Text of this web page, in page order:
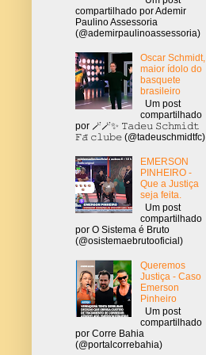
compartilhado por Ademir
Paulino Assessoria
(@ademirpaulinoassessoria)
Oscar Schmidt,
maior ídolo do
basquete
brasileiro
Um post
compartilhado
por 🪄🪄✨ 𝚃𝚊𝚍𝚎𝚞 𝚂𝚌𝚑𝚖𝚒𝚍𝚝
𝙵𝚊̃ 𝚌𝚕𝚞𝚋𝚎 (@tadeuschmidtfc)
EMERSON
PINHEIRO -
Que a Justiça
seja feita.
Um post
compartilhado
por O Sistema é Bruto
(@osistemaebrutooficial)
Queremos
Justiça - Caso
Emerson
Pinheiro
Um post
compartilhado
por Corre Bahia
(@portalcorrebahia)